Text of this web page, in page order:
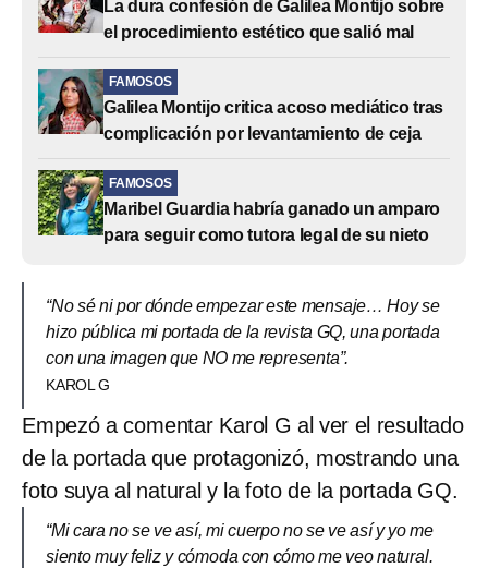
La dura confesión de Galilea Montijo sobre
el procedimiento estético que salió mal
FAMOSOS
Galilea Montijo critica acoso mediático tras
complicación por levantamiento de ceja
FAMOSOS
Maribel Guardia habría ganado un amparo
para seguir como tutora legal de su nieto
“No sé ni por dónde empezar este mensaje… Hoy se
hizo pública mi portada de la revista GQ, una portada
con una imagen que NO me representa”.
KAROL G
Empezó a comentar Karol G al ver el resultado
de la portada que protagonizó, mostrando una
foto suya al natural y la foto de la portada GQ.
“Mi cara no se ve así, mi cuerpo no se ve así y yo me
siento muy feliz y cómoda con cómo me veo natural.